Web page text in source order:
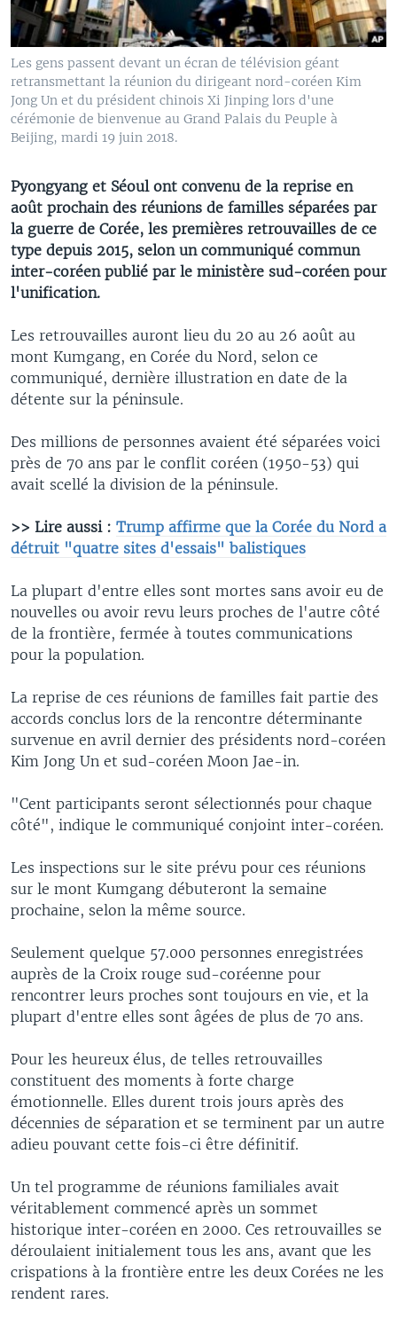
Les gens passent devant un écran de télévision géant
retransmettant la réunion du dirigeant nord-coréen Kim
Jong Un et du président chinois Xi Jinping lors d'une
cérémonie de bienvenue au Grand Palais du Peuple à
Beijing, mardi 19 juin 2018.
Pyongyang et Séoul ont convenu de la reprise en
août prochain des réunions de familles séparées par
la guerre de Corée, les premières retrouvailles de ce
type depuis 2015, selon un communiqué commun
inter-coréen publié par le ministère sud-coréen pour
l'unification.
Les retrouvailles auront lieu du 20 au 26 août au
mont Kumgang, en Corée du Nord, selon ce
communiqué, dernière illustration en date de la
détente sur la péninsule.
Des millions de personnes avaient été séparées voici
près de 70 ans par le conflit coréen (1950-53) qui
avait scellé la division de la péninsule.
>> Lire aussi : Trump affirme que la Corée du Nord a
détruit "quatre sites d'essais" balistiques
La plupart d'entre elles sont mortes sans avoir eu de
nouvelles ou avoir revu leurs proches de l'autre côté
de la frontière, fermée à toutes communications
pour la population.
La reprise de ces réunions de familles fait partie des
accords conclus lors de la rencontre déterminante
survenue en avril dernier des présidents nord-coréen
Kim Jong Un et sud-coréen Moon Jae-in.
"Cent participants seront sélectionnés pour chaque
côté", indique le communiqué conjoint inter-coréen.
Les inspections sur le site prévu pour ces réunions
sur le mont Kumgang débuteront la semaine
prochaine, selon la même source.
Seulement quelque 57.000 personnes enregistrées
auprès de la Croix rouge sud-coréenne pour
rencontrer leurs proches sont toujours en vie, et la
plupart d'entre elles sont âgées de plus de 70 ans.
Pour les heureux élus, de telles retrouvailles
constituent des moments à forte charge
émotionnelle. Elles durent trois jours après des
décennies de séparation et se terminent par un autre
adieu pouvant cette fois-ci être définitif.
Un tel programme de réunions familiales avait
véritablement commencé après un sommet
historique inter-coréen en 2000. Ces retrouvailles se
déroulaient initialement tous les ans, avant que les
crispations à la frontière entre les deux Corées ne les
rendent rares.